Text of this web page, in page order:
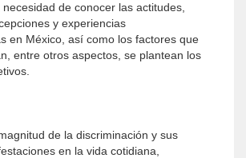
de conocer las actitudes,
y experiencias
en México, así como los factores que
entre otros aspectos, se plantean los
de la discriminación y sus
en la vida cotidiana,